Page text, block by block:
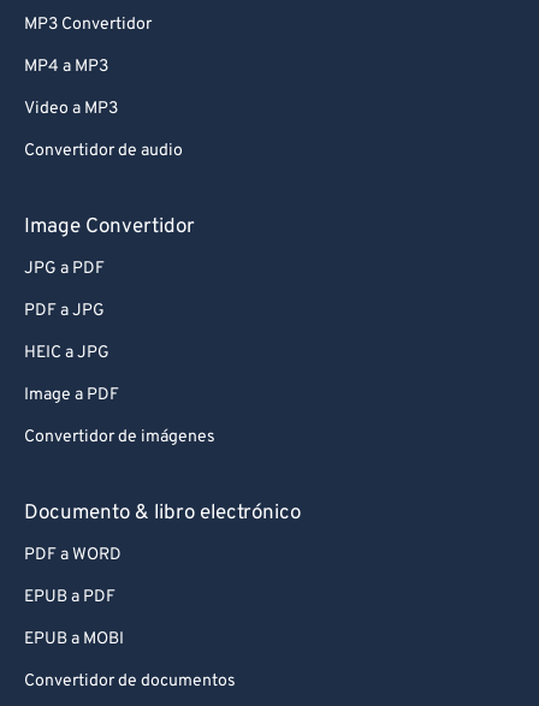
MP3 Convertidor
MP4 a MP3
Video a MP3
Convertidor de audio
Image Convertidor
JPG a PDF
PDF a JPG
HEIC a JPG
Image a PDF
Convertidor de imágenes
Documento & libro electrónico
PDF a WORD
EPUB a PDF
EPUB a MOBI
Convertidor de documentos